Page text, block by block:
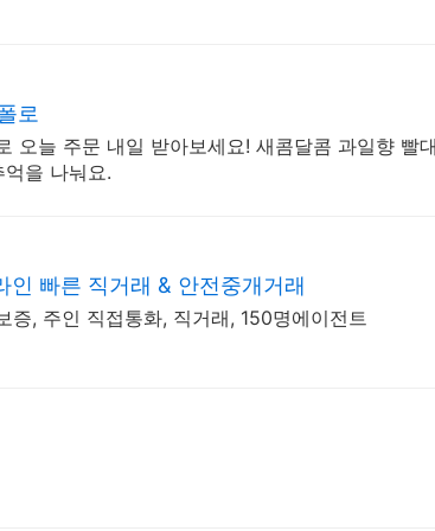
로
오늘 주문 내일 받아보세요! 새콤달콤 과일향 빨
을 나눠요.
인 빠른 직거래 & 안전중개거래
증, 주인 직접통화, 직거래, 150명에이전트